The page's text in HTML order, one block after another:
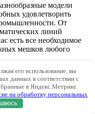
модели
удовлетворить
От
линий
есть все необходимое
мешков любого
разработаны с
работы.
и высокому качеству
быструю и
простоя и снижая риск
его использование, вы
данных в соответствии с
в Яндекс.Метрике.
на обработку персональных